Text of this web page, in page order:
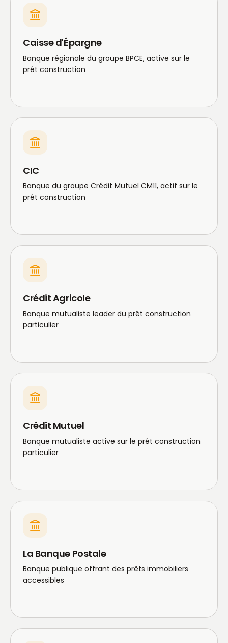
Caisse d'Épargne
Banque régionale du groupe BPCE, active sur le
prêt construction
CIC
Banque du groupe Crédit Mutuel CM11, actif sur le
prêt construction
Crédit Agricole
Banque mutualiste leader du prêt construction
particulier
Crédit Mutuel
Banque mutualiste active sur le prêt construction
particulier
La Banque Postale
Banque publique offrant des prêts immobiliers
accessibles